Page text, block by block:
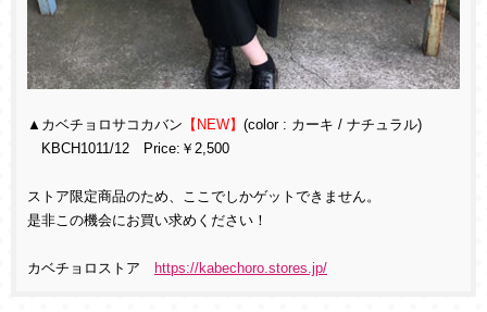
▲カベチョロサコカバン 【NEW】 (color : カーキ / ナチュラル)
KBCH1011/12 Price:￥2,500
ストア限定商品のため、ここでしかゲットできません。
是非この機会にお買い求めください！
カベチョロストア https://kabechoro.stores.jp/